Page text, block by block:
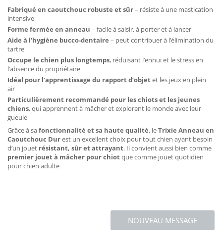
Fabriqué en caoutchouc robuste et sûr– résiste à une mastication
intensive
Forme fermée en anneau – facile à saisir, à porter et à lancer
Aide à l’hygiène bucco-dentaire – peut contribuer à l’élimination du
tartre
Occupe le chien plus longtemps, réduisant l’ennui et le stress en
l’absence du propriétaire
Idéal pour l’apprentissage du rapport d’objetet les jeux en plein
air
Particulièrement recommandé pour les chiots et les jeunes
chiens, qui apprennent à mâcher et explorent le monde avec leur
gueule
Grâce à safonctionnalité et sa haute qualité, leTrixie Anneau en
Caoutchouc Durest un excellent choix pour tout chien ayant besoin
d’un jouet résistant, sûr et attrayant. Il convient aussi bien comme
premier jouet à mâcher pour chiotque comme jouet quotidien
pour chien adulte
NOUVEAU MESSAGE